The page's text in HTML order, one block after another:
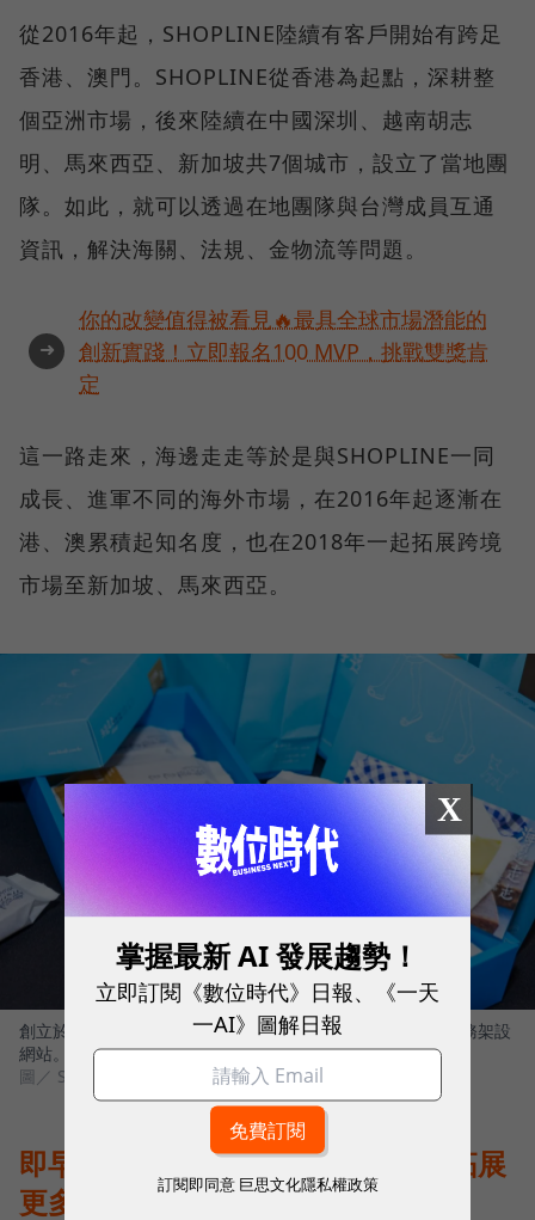
從2016年起，SHOPLINE陸續有客戶開始有跨足
香港、澳門。SHOPLINE從香港為起點，深耕整
個亞洲市場，後來陸續在中國深圳、越南胡志
明、馬來西亞、新加坡共7個城市，設立了當地團
隊。如此，就可以透過在地團隊與台灣成員互通
資訊，解決海關、法規、金物流等問題。
➜
你的改變值得被看見🔥最具全球市場潛能的
創新實踐！立即報名100 MVP，挑戰雙獎肯
定
這一路走來，海邊走走等於是與SHOPLINE一同
成長、進軍不同的海外市場，在2016年起逐漸在
港、澳累積起知名度，也在2018年一起拓展跨境
市場至新加坡、馬來西亞。
創立於2014年的海邊走走，在2015年開始使用SHOPLINE服務架設
網站。
圖／ SHOPLINE
即早布局挺過疫情，未來將一步步拓展
更多跨境市場
X
掌握最新 AI 發展趨勢！
立即訂閱《數位時代》日報、《一天
一AI》圖解日報
訂閱即同意 巨思文化隱私權政策